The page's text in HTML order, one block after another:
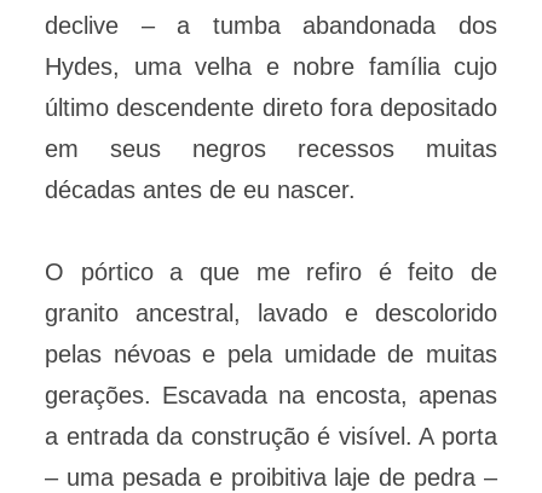
declive – a tumba abandonada dos
Hydes, uma velha e nobre família cujo
último descendente direto fora depositado
em seus negros recessos muitas
décadas antes de eu nascer.
O pórtico a que me refiro é feito de
granito ancestral, lavado e descolorido
pelas névoas e pela umidade de muitas
gerações. Escavada na encosta, apenas
a entrada da construção é visível. A porta
– uma pesada e proibitiva laje de pedra –